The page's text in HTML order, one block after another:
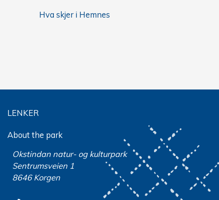
Hva skjer i Hemnes
LENKER
About the park
Okstindan natur- og kulturpark
Sentrumsveien 1
8646 Korgen